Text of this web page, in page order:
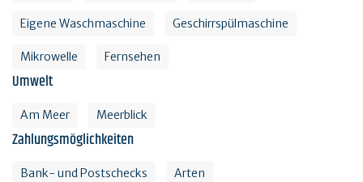
Eigene Waschmaschine Geschirrspülmaschine
Mikrowelle Fernsehen
Umwelt
Am Meer Meerblick
Zahlungsmöglichkeiten
Bank- und Postschecks Arten